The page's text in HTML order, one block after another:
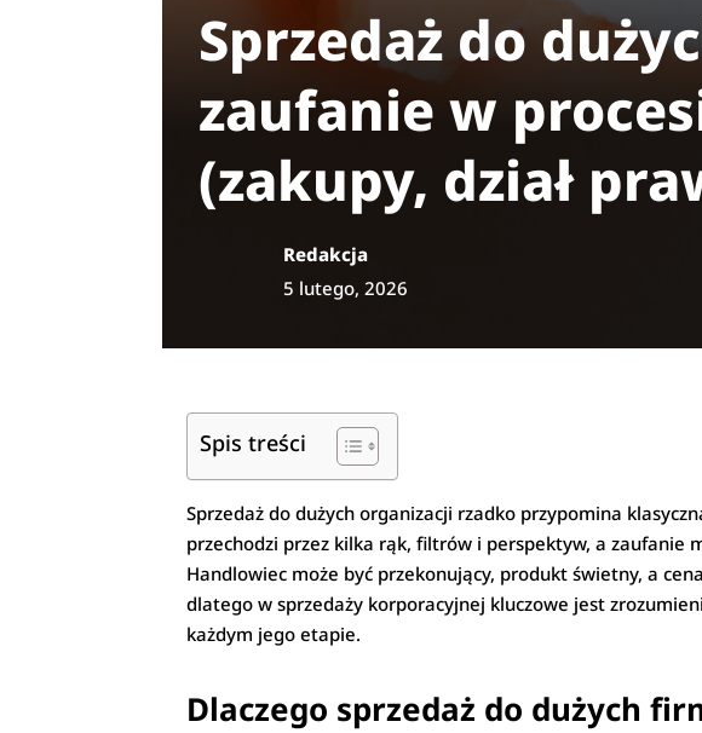
Sprzedaż do
zaufanie w
(zakupy, dział
Redakcja
5 lutego, 2026
Spis treści
Sprzedaż do dużych organizacji rzadko przypomina
przechodzi przez kilka rąk, filtrów i perspektyw, a zaufanie
Handlowiec może być przekonujący, produkt świetny, a
dlatego w sprzedaży korporacyjnej kluczowe jest
każdym jego etapie.
Dlaczego sprzedaż do dużych